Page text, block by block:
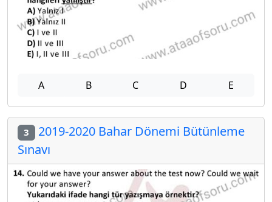
A B C D E
3 2019-2020 Bahar Dönemi Bütünleme
Sınavı